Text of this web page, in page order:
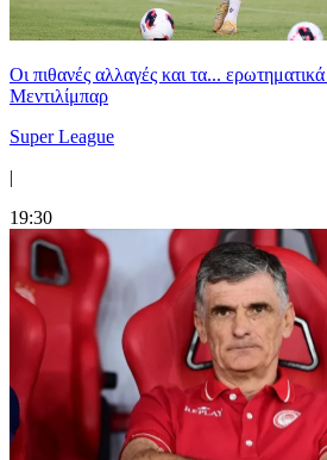
Οι πιθανές αλλαγές και τα...
Μεντιλίμπαρ
Super League
|
19:30